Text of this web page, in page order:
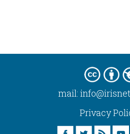
mail:
Privacy